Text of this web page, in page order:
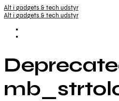
Alt i gadgets & tech udstyr
Alt i gadgets & tech udstyr